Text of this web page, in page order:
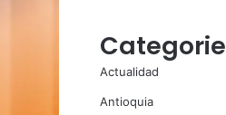
Actualidad
Antioquia